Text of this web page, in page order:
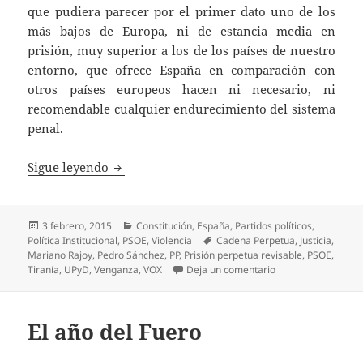
que pudiera parecer por el primer dato uno de los
más bajos de Europa, ni de estancia media en
prisión, muy superior a los de los países de nuestro
entorno, que ofrece España en comparación con
otros países europeos hacen ni necesario, ni
recomendable cualquier endurecimiento del sistema
penal.
Sigue leyendo Prisión permanente revisable
Publicado
el
3 febrero, 2015 Categorías
Constitución, España, Partidos políticos,
Política Institucional, PSOE,Violencia Etiquetas
Cadena Perpetua, Justicia,
Mariano Rajoy, Pedro Sánchez, PP, Prisión perpetua revisable, PSOE,
Tiranía, UPyD,Venganza,VOX Deja un comentarioen Prisión
El año del Fuero